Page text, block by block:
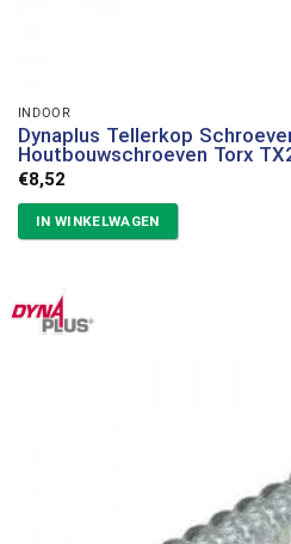
INDOOR
Dynaplus Tellerkop
Houtbouwschroeven Torx
€8,52
IN WINKELWAGEN